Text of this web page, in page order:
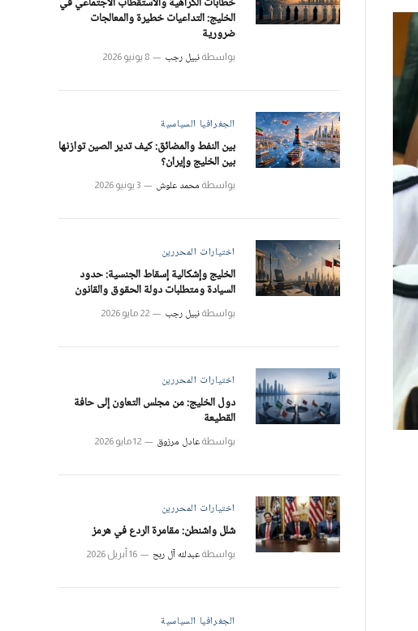
الخليج: التداعيات خطيرة والمعالجات
ضرورية
بواسطة نبيل رجب 8 يونيو 2026
الجغرافيا السياسية
بين النفط والمضائق: كيف تدير الصين توازنها
بين الخليج وإيران؟
بواسطة محمد علوش 3 يونيو 2026
اختيارات المحررين
الخليج وإشكالية إسقاط الجنسية: حدود
السيادة ومتطلبات دولة الحقوق والقانون
بواسطة نبيل رجب 22 مايو 2026
اختيارات المحررين
دول الخليج: من مجلس التعاون إلى حافة
القطيعة
بواسطة عادل مرزوق 12 مايو 2026
اختيارات المحررين
شلل واشنطن: مقامرة الردع في هرمز
بواسطة عبدلله آل ربح 16 أبريل 2026
الجغرافيا السياسية